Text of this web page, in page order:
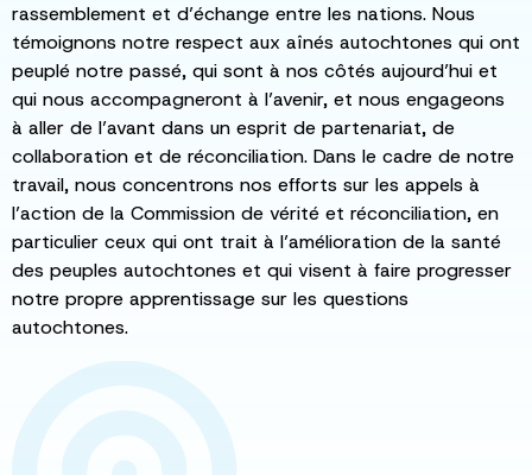
rassemblement et d’échange entre les nations. Nous
témoignons notre respect aux aînés autochtones qui ont
peuplé notre passé, qui sont à nos côtés aujourd’hui et
qui nous accompagneront à l’avenir, et nous engageons
à aller de l’avant dans un esprit de partenariat, de
collaboration et de réconciliation. Dans le cadre de notre
travail, nous concentrons nos efforts sur les appels à
l’action de la Commission de vérité et réconciliation, en
particulier ceux qui ont trait à l’amélioration de la santé
des peuples autochtones et qui visent à faire progresser
notre propre apprentissage sur les questions
autochtones.